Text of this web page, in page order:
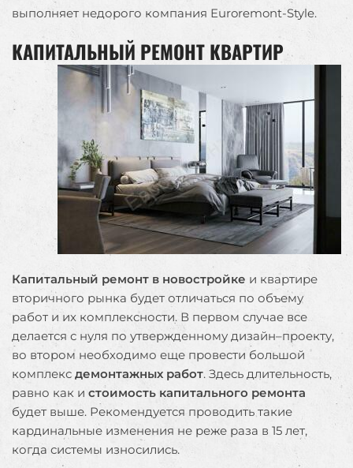
выполняет недорого компания Euroremont-Style.
КАПИТАЛЬНЫЙ РЕМОНТ КВАРТИР
Капитальный ремонт в новостройке и квартире
вторичного рынка будет отличаться по объему
работ и их комплексности. В первом случае все
делается с нуля по утвержденному дизайн–проекту,
во втором необходимо еще провести большой
комплекс демонтажных работ. Здесь длительность,
равно как и стоимость капитального ремонта
будет выше. Рекомендуется проводить такие
кардинальные изменения не реже раза в 15 лет,
когда системы износились.